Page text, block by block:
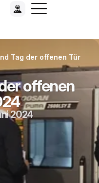
Tag der offenen Tür
offenen
2024